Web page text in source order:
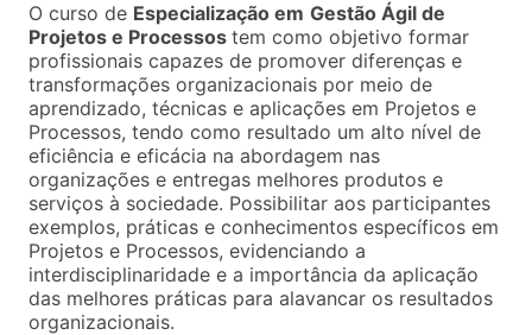
O curso de Especialização em Gestão Ágil de
Projetos e Processos tem como objetivo formar
profissionais capazes de promover diferenças e
transformações organizacionais por meio de
aprendizado, técnicas e aplicações em Projetos e
Processos, tendo como resultado um alto nível de
eficiência e eficácia na abordagem nas
organizações e entregas melhores produtos e
serviços à sociedade. Possibilitar aos participantes
exemplos, práticas e conhecimentos específicos em
Projetos e Processos, evidenciando a
interdisciplinaridade e a importância da aplicação
das melhores práticas para alavancar os resultados
organizacionais.